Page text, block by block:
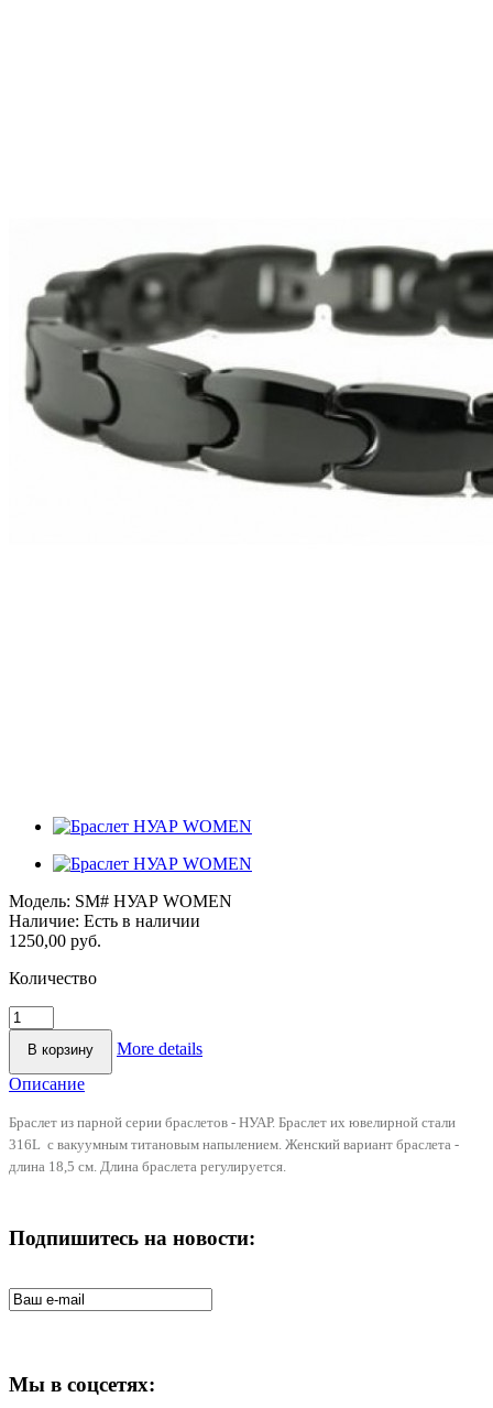
Модель: SM# НУАР WOMEN
Наличие: Есть в наличии
1250,00 руб.
Количество
More details
Описание
Браслет из парной серии браслетов - НУАР. Браслет их ювелирной стали
316L с вакуумным титановым напылением. Женский вариант браслета -
длина 18,5 см. Длина браслета регулируется.
Подпишитесь на новости:
Мы в соцсетях: